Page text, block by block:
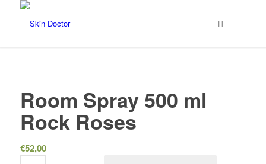
Room Spray 500 ml
Rock Roses
€52,00